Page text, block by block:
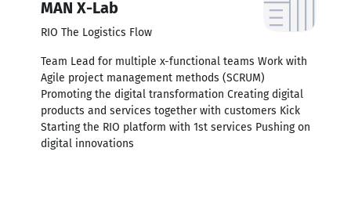
MAN X-Lab
RIO The Logistics Flow
Team Lead for multiple x-functional teams Work with
Agile project management methods (SCRUM)
Promoting the digital transformation Creating digital
products and services together with customers Kick
Starting the RIO platform with 1st services Pushing on
digital innovations